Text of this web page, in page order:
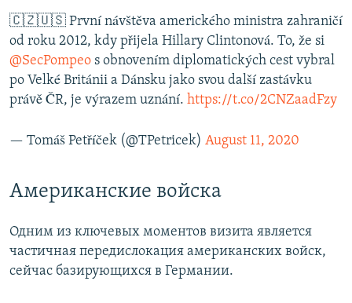
🇨🇿🇺🇸 První návštěva amerického ministra zahraničí
od roku 2012, kdy přijela Hillary Clintonová. To, že si
@SecPompeo s obnovením diplomatických cest vybral
po Velké Británii a Dánsku jako svou další zastávku
právě ČR, je výrazem uznání. https://t.co/2CNZaadFzy
— Tomáš Petříček (@TPetricek) August 11, 2020
Американские войска
Одним из ключевых моментов визита является
частичная передислокация американских войск,
сейчас базирующихся в Германии.